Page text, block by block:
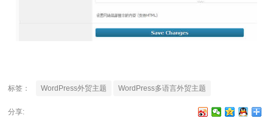
标签： WordPress外贸主题 WordPress多语言外贸主题
分享: